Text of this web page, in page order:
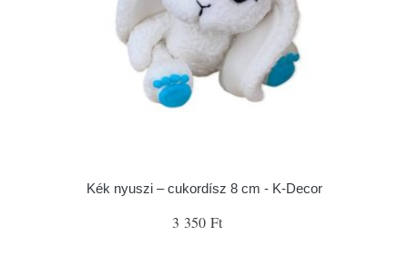
Kék nyuszi – cukordísz 8 cm - K-Decor
3 350 Ft